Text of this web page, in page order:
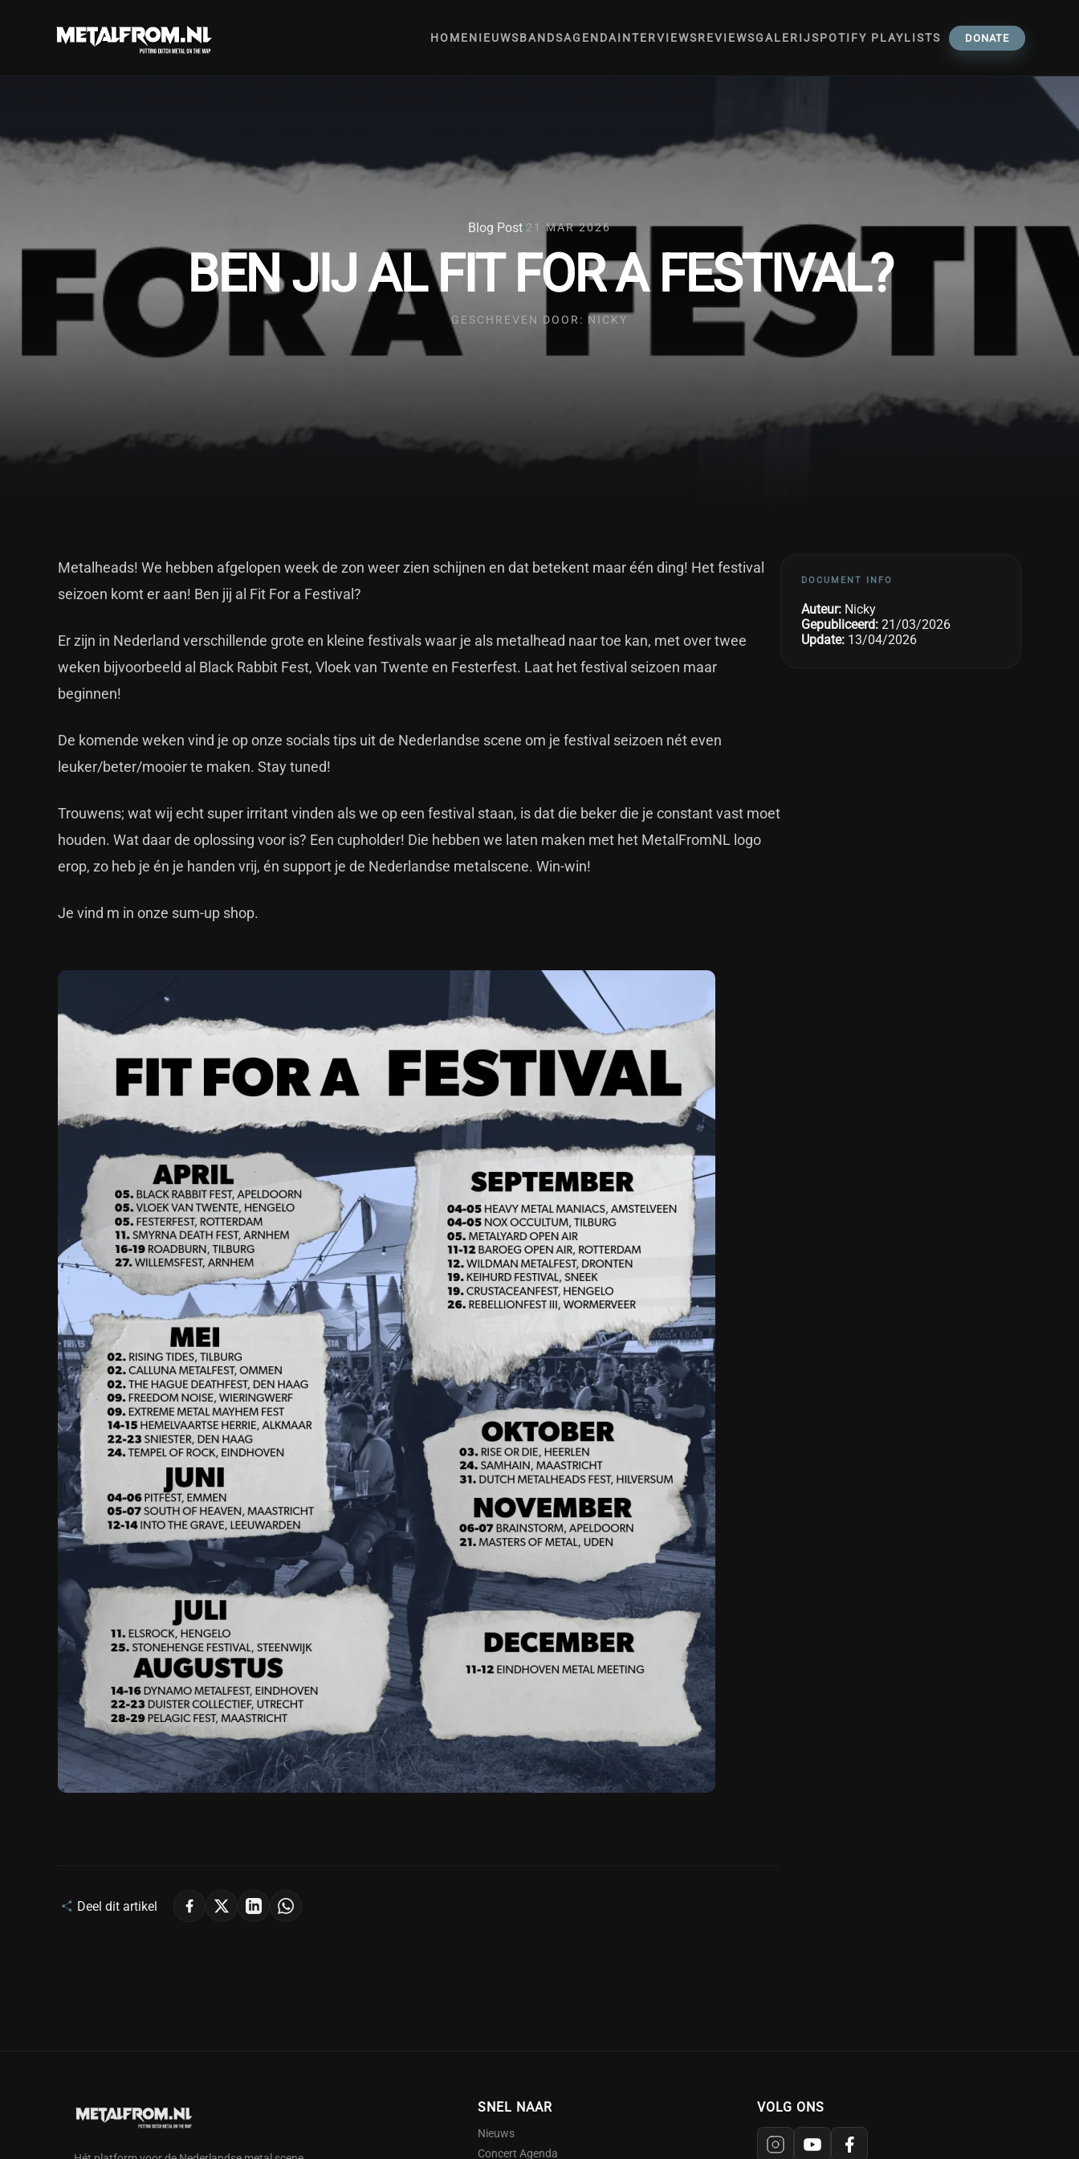
HOMENIEUWSBANDSAGENDAINTERVIEWSREVIEWSGALERIJSPOTIFY PLAYLISTS DONATE
Blog Post 21 MAR 2026
BEN JIJ AL FIT FOR A FESTIVAL?
GESCHREVEN DOOR: NICKY
Metalheads! We hebben afgelopen week de zon weer zien schijnen en dat betekent maar één ding! Het festival
seizoen komt er aan! Ben jij al Fit For a Festival?
Er zijn in Nederland verschillende grote en kleine festivals waar je als metalhead naar toe kan, met over twee
weken bijvoorbeeld al Black Rabbit Fest, Vloek van Twente en Festerfest. Laat het festival seizoen maar
beginnen!
De komende weken vind je op onze socials tips uit de Nederlandse scene om je festival seizoen nét even
leuker/beter/mooier te maken. Stay tuned!
Trouwens; wat wij echt super irritant vinden als we op een festival staan, is dat die beker die je constant vast moet
houden. Wat daar de oplossing voor is? Een cupholder! Die hebben we laten maken met het MetalFromNL logo
erop, zo heb je én je handen vrij, én support je de Nederlandse metalscene. Win-win!
Je vind m in onze sum-up shop.
Deel dit artikel
DOCUMENT INFO
Auteur: Nicky
Gepubliceerd: 21/03/2026
Update: 13/04/2026
SNEL NAAR
Nieuws
Concert Agenda
VOLG ONS